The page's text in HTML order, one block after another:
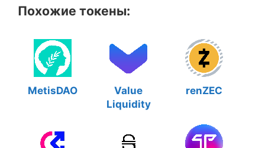
Похожие токены:
MetisDAO
Value
Liquidity
renZEC